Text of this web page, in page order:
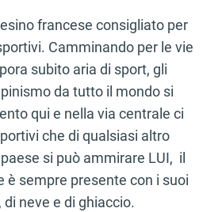
francese consigliato per
Camminando per le vie
subito aria di sport, gli
da tutto il mondo si
qui e nella via centrale ci
che di qualsiasi altro
si può ammirare LUI, il
è sempre presente con i suoi
neve e di ghiaccio.